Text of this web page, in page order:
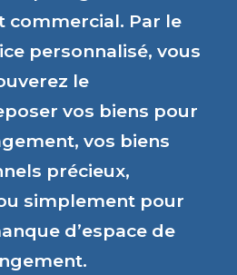
commercial. Par le
personnalisé, vous
le
vos biens pour
vos biens
précieux,
simplement pour
d’espace de